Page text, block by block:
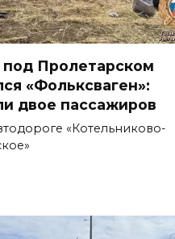
под Пролетарском
«Фольксваген»:
двое пассажиров
«Котельниково-